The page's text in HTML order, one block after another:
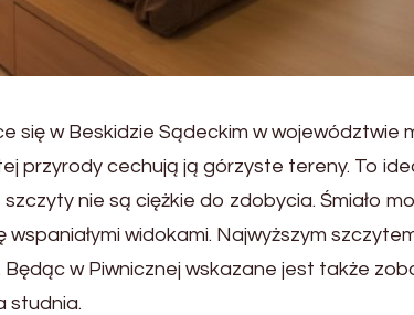
się w Beskidzie Sądeckim w województwie
przyrody cechują ją górzyste tereny. To
nie są ciężkie do zdobycia. Śmiało
widokami. Najwyższym
w Piwnicznej wskazane jest także
studnia.